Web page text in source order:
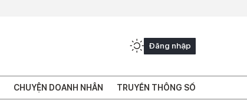
Đăng nhập
CHUYỆN DOANH NHÂN TRUYỀN THÔNG SỐ